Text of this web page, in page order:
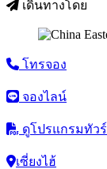
เดินทางโดย
โทรจอง
จองไลน์
ดูโปรแกรมทัวร์
เซี่ยงไฮ้